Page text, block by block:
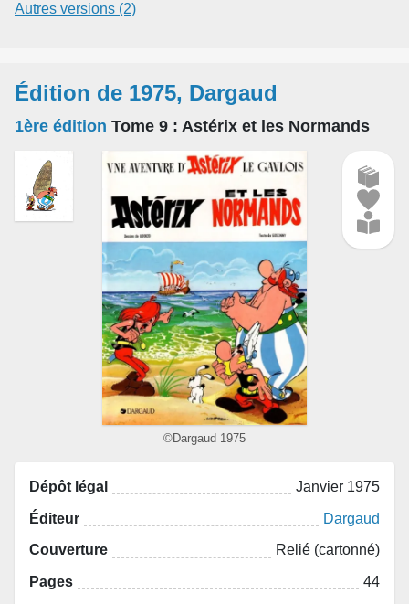
Autres versions (2)
Édition de 1975, Dargaud
1ère édition Tome 9 : Astérix et les Normands
©Dargaud 1975
Dépôt légal Janvier 1975
Éditeur Dargaud
Couverture Relié (cartonné)
Pages 44